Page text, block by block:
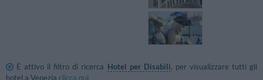
È attivo il filtro di ricerca Hotel per Disabili, per visualizzare tutti gli
hotel a Venezia clicca qui